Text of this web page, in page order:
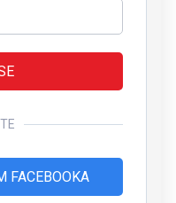
FACEBOOKA